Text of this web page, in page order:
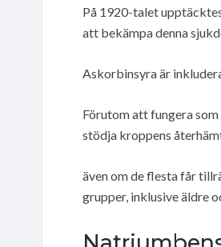
På 1920-talet
att bekämpa denna
Askorbinsyra är
Förutom att fungera som
stödja kroppens
även om de flesta får
grupper, inklusive äldre